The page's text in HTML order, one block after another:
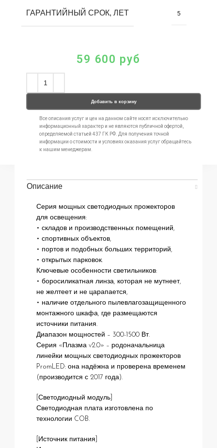
ГАРАНТИЙНЫЙ СРОК, ЛЕТ 5
59 600 руб
Добавить в корзину
Все описания услуг и цен на данном сайте носят исключительно
информационный характер и не являются публичной офертой,
определяемой статьей 437 ГК РФ. Для получения точной
информации о стоимости и условиях оказания услуг обращайтесь
к нашим менеджерам.
Описание
Серия мощных светодиодных прожекторов
для освещения:
• складов и производственных помещений,
• спортивных объектов,
• портов и подобных больших территорий,
• открытых парковок.
Ключевые особенности светильников:
• боросиликатная линза, которая не мутнеет,
не желтеет и не царапается,
• наличие отдельного пылевлагозащищенного
монтажного шкафа, где размещаются
источники питания.
Диапазон мощностей – 300-1500 Вт.
Серия «Плазма v2.0» – родоначальница
линейки мощных светодиодных прожекторов
PromLED: она надёжна и проверена временем
(производится с 2017 года).
[Светодиодный модуль]
Светодиодная плата изготовлена по
технологии COB.
[Источник питания]